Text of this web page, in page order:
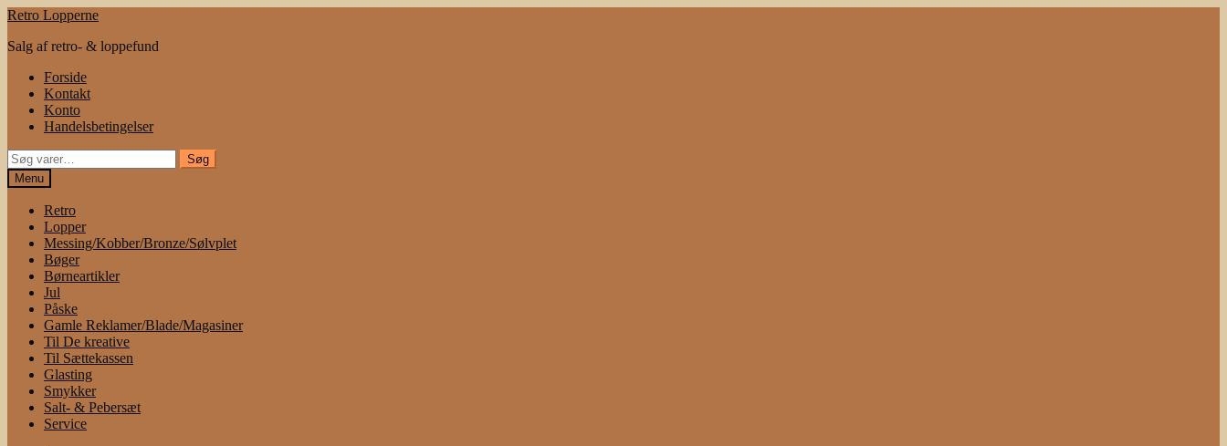
Spring
navigation
Spring
indhold
Retro Lopperne
Salg af retro- & loppefund
Forside
Kontakt
Konto
Handelsbetingelser
Søg
efter:
Søg
Menu
Retro
Lopper
Messing/Kobber/Bronze/Sølvplet
Bøger
Børneartikler
Jul
Påske
Gamle Reklamer/Blade/Magasiner
Til De kreative
Til Sættekassen
Glasting
Smykker
Salt- & Pebersæt
Service